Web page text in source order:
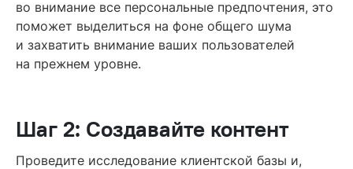
во внимание все персональные предпочтения, это
поможет выделиться на фоне общего шума
и захватить внимание ваших пользователей
на прежнем уровне.
Шаг 2: Создавайте контент
Проведите исследование клиентской базы и,